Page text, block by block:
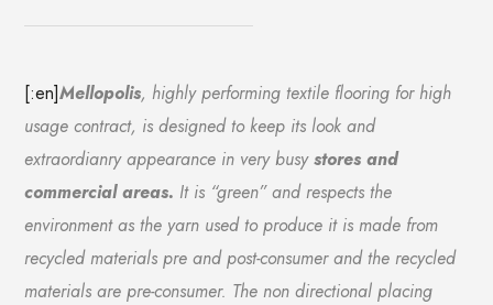
[:en]Mellopolis, highly performing textile flooring for high
usage contract, is designed to keep its look and
extraordianry appearance in very busystores and
commercial areas. It is “green” and respects the
environment as the yarn used to produce it is made from
recycled materials pre and post-consumer and the recycled
materials are pre-consumer. The non directional placing